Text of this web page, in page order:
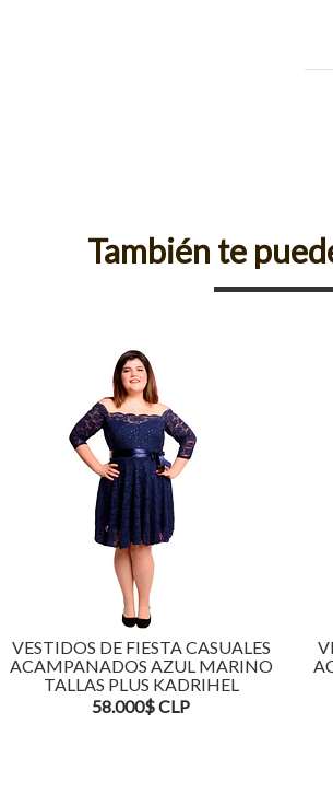
También te
VESTIDOS DE FIESTA CASUALES
ACAMPANADOS AZUL MARINO
TALLAS PLUS KADRIHEL
58.000$ CLP